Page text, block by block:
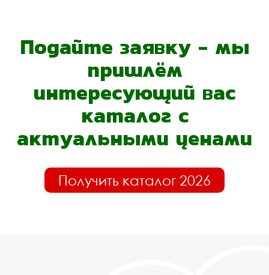
Подайте заявку - мы
пришлём
интересующий вас
каталог с
актуальными ценами
Получить каталог 2026